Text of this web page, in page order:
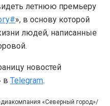
летнюю премьеру
», в основу которой
людей, написанные
новостей
в Telegram.
«Северный город»/